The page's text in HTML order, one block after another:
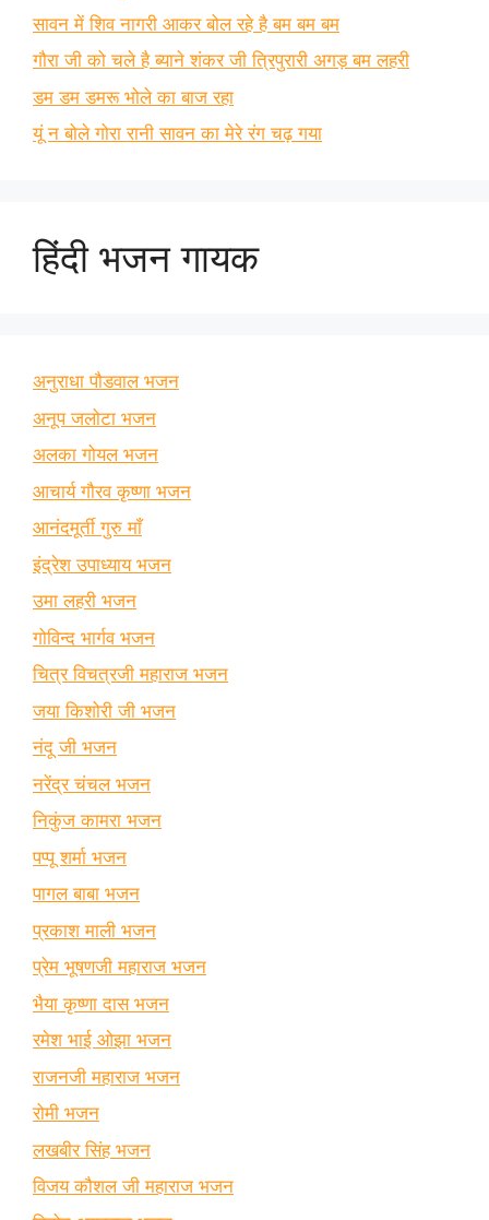
सावन में शिव नागरी आकर बोल रहे है बम बम बम
गौरा जी को चले है ब्याने शंकर जी त्रिपुरारी अगड़ बम लहरी
डम डम डमरू भोले का बाज रहा
यूं न बोले गोरा रानी सावन का मेरे रंग चढ़ गया
हिंदी भजन गायक
अनुराधा पौडवाल भजन
अनूप जलोटा भजन
अलका गोयल भजन
आचार्य गौरव कृष्णा भजन
आनंदमूर्ती गुरु माँ
इंद्रेश उपाध्याय भजन
उमा लहरी भजन
गोविन्द भार्गव भजन
चित्र विचत्रजी महाराज भजन
जया किशोरी जी भजन
नंदू जी भजन
नरेंद्र चंचल भजन
निकुंज कामरा भजन
पप्पू शर्मा भजन
पागल बाबा भजन
प्रकाश माली भजन
प्रेम भूषणजी महाराज भजन
भैया कृष्णा दास भजन
रमेश भाई ओझा भजन
राजनजी महाराज भजन
रोमी भजन
लखबीर सिंह भजन
विजय कौशल जी महाराज भजन